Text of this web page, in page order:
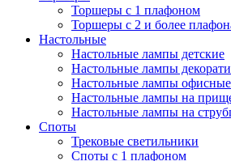
Торшеры с 1 плафоном
Торшеры с 2 и более
Настольные
Настольные лампы детские
Настольные лампы
Настольные лампы офисные
Настольные лампы на
Настольные лампы на
Споты
Трековые светильники
Споты с 1 плафоном